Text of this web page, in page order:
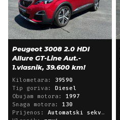
Peugeot 3008 2.0 HDI
Allure GT-Line Aut.-
1.vlasnik, 39.600 km!
Kilometara: 39590
Tip goriva: Diesel
Obujam motora: 1997
Snaga motora: 130
Prijenos: Automatski sekvencijski